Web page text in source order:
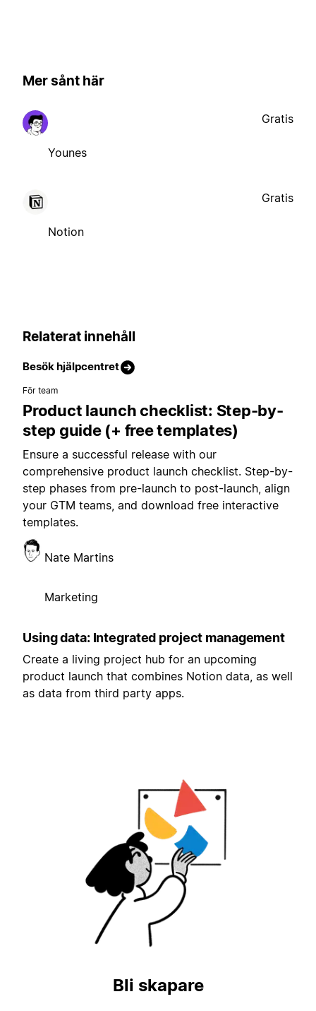
Mer sånt här
Younes
Gratis
Notion
Gratis
Relaterat innehåll
Besök hjälpcentret
För team
Product launch checklist: Step-by-
step guide (+ free templates)
Ensure a successful release with our
comprehensive product launch checklist. Step-by-
step phases from pre-launch to post-launch, align
your GTM teams, and download free interactive
templates.
Nate Martins
Marketing
Using data: Integrated project management
Create a living project hub for an upcoming
product launch that combines Notion data, as well
as data from third party apps.
Bli skapare